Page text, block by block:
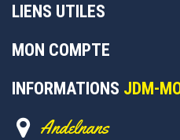
LIENS UTILES
MON COMPTE
INFORMATIONS JDM-
Andelnans